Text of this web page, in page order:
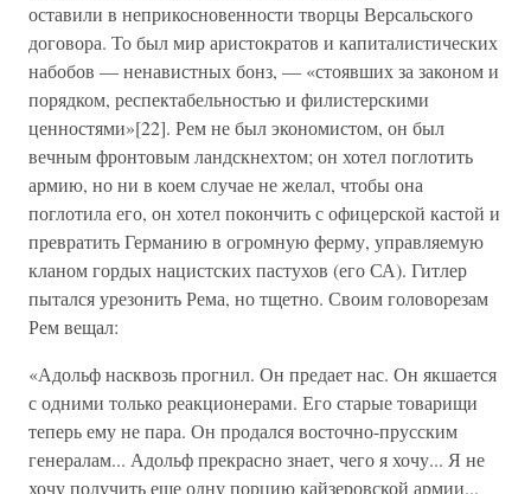
оставили в неприкосновенности творцы Версальского
договора. То был мир аристократов и капиталистических
набобов — ненавистных бонз, — «стоявших за законом и
порядком, респектабельностью и филистерскими
ценностями»[22]. Рем не был экономистом, он был
вечным фронтовым ландскнехтом; он хотел поглотить
армию, но ни в коем случае не желал, чтобы она
поглотила его, он хотел покончить с офицерской кастой и
превратить Германию в огромную ферму, управляемую
кланом гордых нацистских пастухов (его СА). Гитлер
пытался урезонить Рема, но тщетно. Своим головорезам
Рем вещал:
«Адольф насквозь прогнил. Он предает нас. Он якшается
с одними только реакционерами. Его старые товарищи
теперь ему не пара. Он продался восточно-прусским
генералам... Адольф прекрасно знает, чего я хочу... Я не
хочу получить еще одну порцию кайзеровской армии...